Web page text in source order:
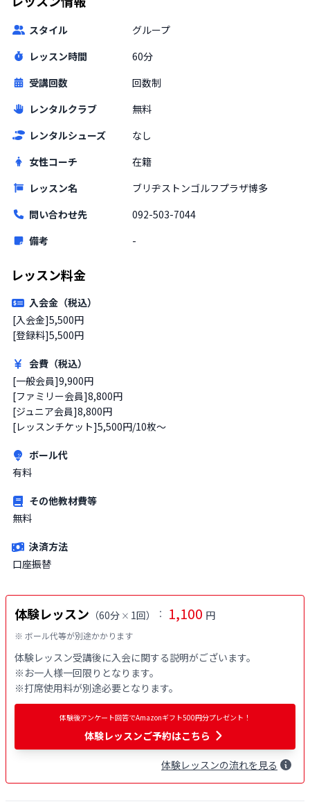
スタイル
グループ
レッスン時間
60分
受講回数
回数制
レンタルクラブ
無料
レンタルシューズ
なし
女性コーチ
在籍
レッスン名
ブリヂストンゴルフプラザ博多
問い合わせ先
092-503-7044
備考
-
レッスン料金
入会金（税込）
[入会金]5,500円
[登録料]5,500円
会費（税込）
[一般会員]9,900円
[ファミリー会員]8,800円
[ジュニア会員]8,800円
[レッスンチケット]5,500円/10枚〜
ボール代
有料
その他教材費等
無料
決済方法
口座振替
体験レッスン （60分 × 1回） ： 1,100 円
※ ボール代等が別途かかります
体験レッスン受講後に入会に関する説明がございます。
※お一人様一回限りとなります。
※打席使用料が別途必要となります。
体験後アンケート回答でAmazonギフト500円分プレゼント！
体験レッスンご予約はこちら
体験レッスンの流れを見る